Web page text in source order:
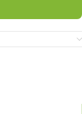
для
и комфорта,
о Вашем доме.
Также есть